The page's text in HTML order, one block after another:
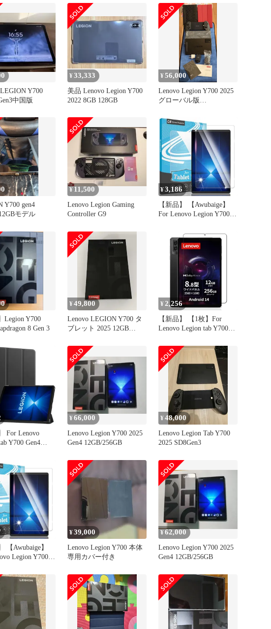
Y700
中国版
¥33,333
美品 Lenovo Legion Y700
2022 8GB 128GB
¥56,000
Lenovo Legion Y700 2025
グローバル版
Y700 gen4
モデル
¥ 11,500
Lenovo Legion Gaming
Controller G9
¥3,186
【新品】 【Awubaige】
For Lenovo Legion Y700
3)/ALLDOCUBE iPlay 70
mini Ultra 用の ガラスフ
ィルム 8.8インチ フイル
ム For Lenovo L
Legion Y700
8 Gen 3
¥49,800
Lenovo LEGION Y700 タ
ブレット 2025 12GB
¥ 2,256
【新品】 【1枚】For
Lenovo Legion tab Y700
ラスフィルム 8.8インチ
保護フィルム 防水 耐油
貼り付け簡単 指紋防止
9H硬度 超薄 画面保護
For Lenovo Legion tab Y70
For Lenovo
Y700 Gen4
8.8インチ 耐衝
防止 専用保護
ブラック)
¥66,000
Lenovo Legion Y700 2025
Gen4 12GB/256GB
¥48,000
Lenovo Legion Tab Y700
2025 SD8Gen3
【Awubaige】
Legion Y700
iPlay 70
用の ガラスフ
インチ フイル
1
¥39,000
Lenovo Legion Y700 本体
専用カバー付き
¥62,000
Lenovo Legion Y700 2025
Gen4 12GB/256GB